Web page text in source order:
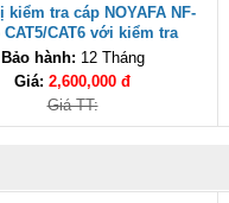
kiểm tra cáp NOYAFA NF-
CAT5/CAT6 với kiểm tra
PoE/PING cao cấp
Bảo hành: 12 Tháng
Giá: 2,600,000 đ
Giá TT: